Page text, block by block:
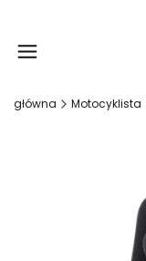
główna Motocyklista